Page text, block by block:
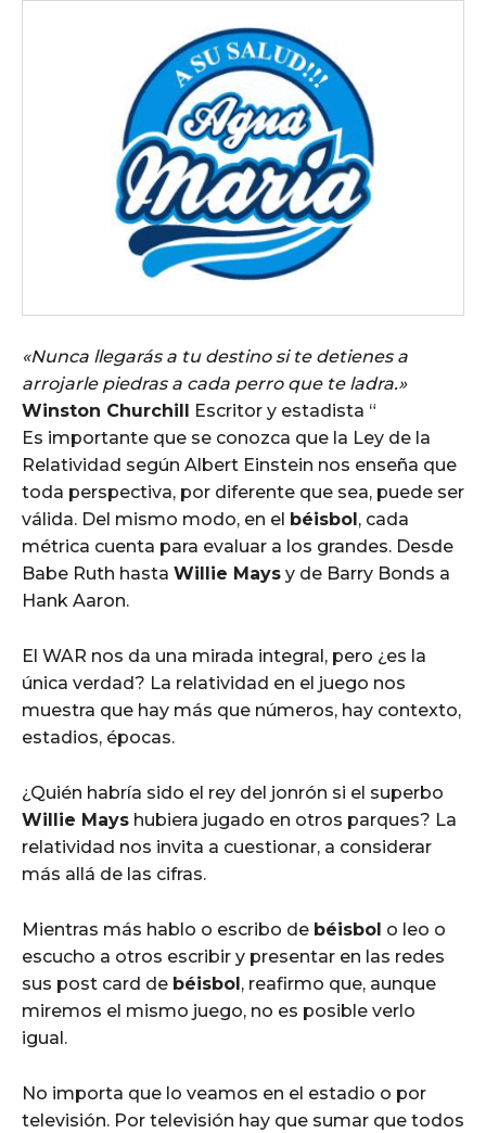
«Nunca llegarás a tu destino si te detienes a
arrojarle piedras a cada perro que te ladra.»
Winston Churchill Escritor y estadista “
Es importante que se conozca que la Ley de la
Relatividad según Albert Einstein nos enseña que
toda perspectiva, por diferente que sea, puede ser
válida. Del mismo modo, en el béisbol, cada
métrica cuenta para evaluar a los grandes. Desde
Babe Ruth hasta Willie Mays y de Barry Bonds a
Hank Aaron.
El WAR nos da una mirada integral, pero ¿es la
única verdad? La relatividad en el juego nos
muestra que hay más que números, hay contexto,
estadios, épocas.
¿Quién habría sido el rey del jonrón si el superbo
Willie Mays hubiera jugado en otros parques? La
relatividad nos invita a cuestionar, a considerar
más allá de las cifras.
Mientras más hablo o escribo de béisbol o leo o
escucho a otros escribir y presentar en las redes
sus post card de béisbol, reafirmo que, aunque
miremos el mismo juego, no es posible verlo
igual.
No importa que lo veamos en el estadio o por
televisión. Por televisión hay que sumar que todos